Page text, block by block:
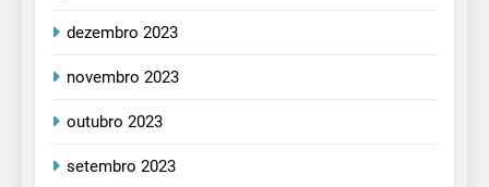
dezembro 2023
novembro 2023
outubro 2023
setembro 2023